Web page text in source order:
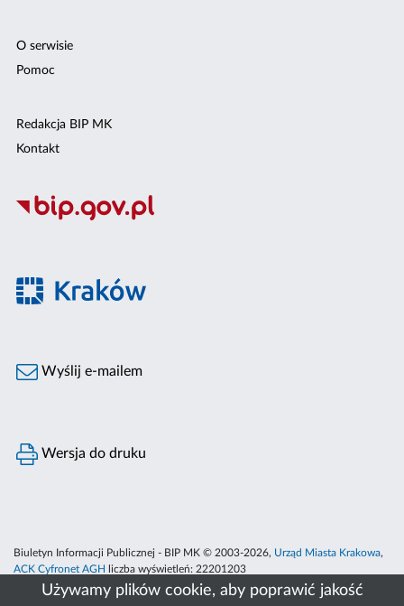
Używamy plików cookie, aby poprawić jakość
O serwisie
Pomoc
Redakcja BIP MK
Kontakt
Wyślij e-mailem
Wersja do druku
Biuletyn Informacji Publicznej - BIP MK © 2003-2026, Urząd Miasta Krakowa,
ACK Cyfronet AGH
liczba wyświetleń: 22201203